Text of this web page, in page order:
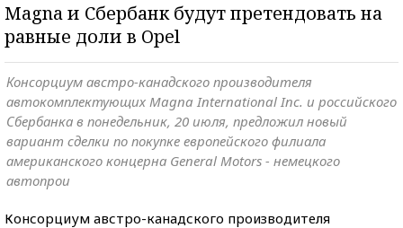
Magna и Сбербанк будут претендовать на
равные доли в Opel
Консорциум австро-канадского производителя
автокомплектующих Magna International Inc. и российского
Сбербанка в понедельник, 20 июля, предложил новый
вариант сделки по покупке европейского филиала
американского концерна General Motors - немецкого
автопрои
Консорциум австро-канадского производителя